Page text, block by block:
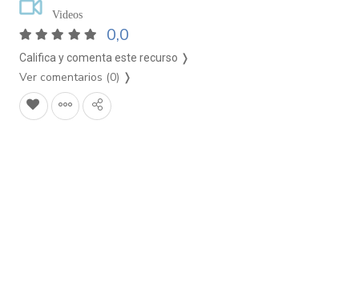
Videos
0,0
Califica y comenta este recurso ❭
Ver comentarios (0) ❭